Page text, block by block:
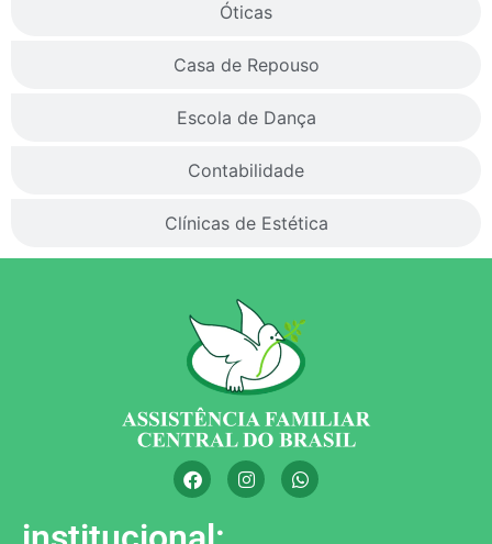
Óticas
Casa de Repouso
Escola de Dança
Contabilidade
Clínicas de Estética